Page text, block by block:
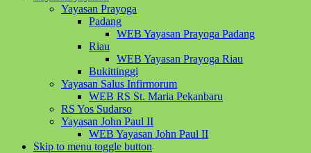
Yayasan Prayoga
Padang
WEB Yayasan Prayoga Padang
Riau
WEB Yayasan Prayoga Riau
Bukittinggi
Yayasan Salus Infirmorum
WEB RS St. Maria Pekanbaru
RS Yos Sudarso
Yayasan John Paul II
WEB Yayasan John Paul II
Skip to menu toggle button